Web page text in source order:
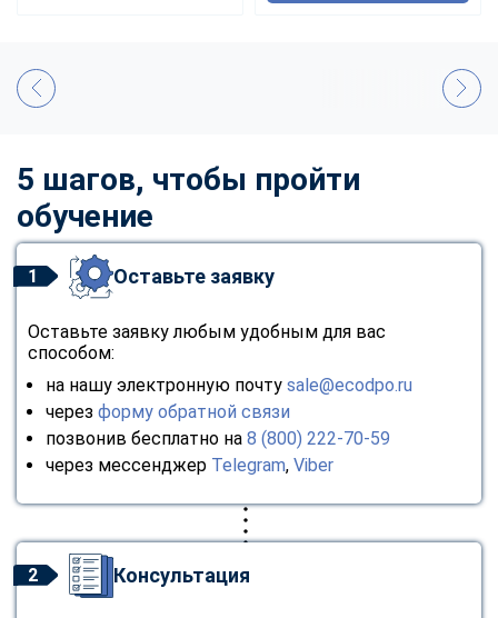
5 шагов, чтобы пройти
обучение
1 Оставьте заявку
Оставьте заявку любым удобным для вас
способом:
на нашу электронную почту sale@ecodpo.ru
через форму обратной связи
позвонив бесплатно на 8 (800) 222-70-59
через мессенджер Telegram, Viber
2 Консультация